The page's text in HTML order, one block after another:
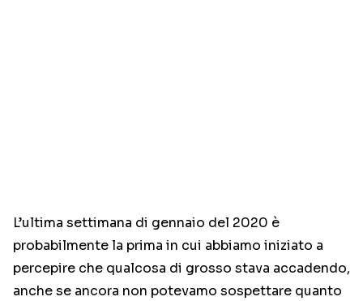
L’ultima settimana di gennaio del 2020 è
probabilmente la prima in cui abbiamo iniziato a
percepire che qualcosa di grosso stava accadendo,
anche se ancora non potevamo sospettare quanto